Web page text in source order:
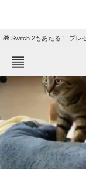
🎁 Switch 2もあたる！ プレ
ねとらぼメニュー
エンタメ
グルメ
住まい